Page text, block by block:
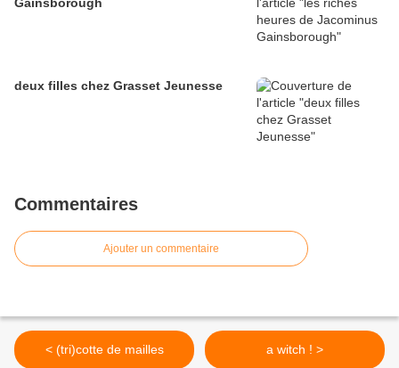
deux filles chez Grasset Jeunesse
Commentaires
Ajouter un commentaire
< (tri)cotte de mailles a witch ! >